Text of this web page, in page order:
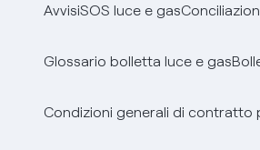
AvvisiSOS luce e gas
Glossario bolletta luce e gas
Condizioni generali di contratto